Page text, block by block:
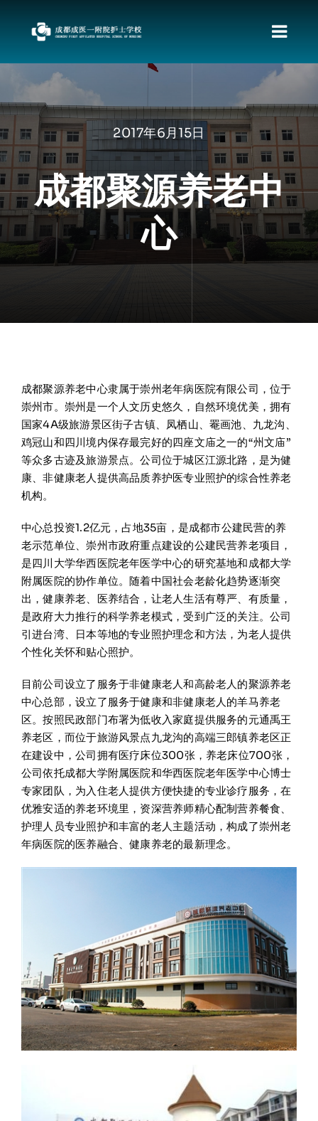
容
切
换
航
关于我们
新闻动态
职教发展政策
资料下载
责任督专区
校园文化
2017年6月15日
成都聚源养老中
心
成都聚源养老中心隶属于崇州老年病医院有限公司，位于
崇州市。崇州是一个人文历史悠久，自然环境优美，拥有
国家4A级旅游景区街子古镇、凤栖山、罨画池、九龙沟、
鸡冠山和四川境内保存最完好的四座文庙之一的“州文庙”
等众多古迹及旅游景点。公司位于城区江源北路，是为健
康、非健康老人提供高品质养护医专业照护的综合性养老
机构。
中心总投资1.2亿元，占地35亩，是成都市公建民营的养
老示范单位、崇州市政府重点建设的公建民营养老项目，
是四川大学华西医院老年医学中心的研究基地和成都大学
附属医院的协作单位。随着中国社会老龄化趋势逐渐突
出，健康养老、医养结合，让老人生活有尊严、有质量，
是政府大力推行的科学养老模式，受到广泛的关注。公司
引进台湾、日本等地的专业照护理念和方法，为老人提供
个性化关怀和贴心照护。
目前公司设立了服务于非健康老人和高龄老人的聚源养老
中心总部，设立了服务于健康和非健康老人的羊马养老
区。按照民政部门布署为低收入家庭提供服务的元通禹王
养老区，而位于旅游风景点九龙沟的高端三郎镇养老区正
在建设中，公司拥有医疗床位300张，养老床位700张，
公司依托成都大学附属医院和华西医院老年医学中心博士
专家团队，为入住老人提供方便快捷的专业诊疗服务，在
优雅安适的养老环境里，资深营养师精心配制营养餐食、
护理人员专业照护和丰富的老人主题活动，构成了崇州老
年病医院的医养融合、健康养老的最新理念。